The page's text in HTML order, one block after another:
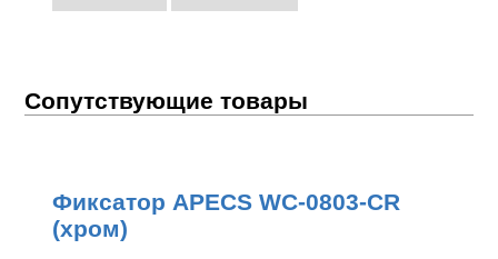
Сопутствующие товары
Фиксатор APECS WC-0803-CR
(хром)